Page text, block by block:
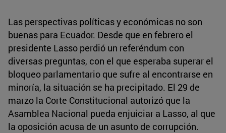
Las perspectivas políticas y económicas no son
buenas para Ecuador. Desde que en febrero el
presidente Lasso perdió un referéndum con
diversas preguntas, con el que esperaba superar el
bloqueo parlamentario que sufre al encontrarse en
minoría, la situación se ha precipitado. El 29 de
marzo la Corte Constitucional autorizó que la
Asamblea Nacional pueda enjuiciar a Lasso, al que
la oposición acusa de un asunto de corrupción.